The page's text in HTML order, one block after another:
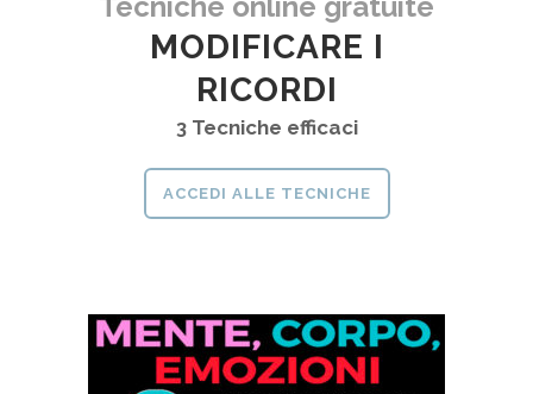
MODIFICARE I
RICORDI
3 Tecniche efficaci
ACCEDI ALLE TECNICHE